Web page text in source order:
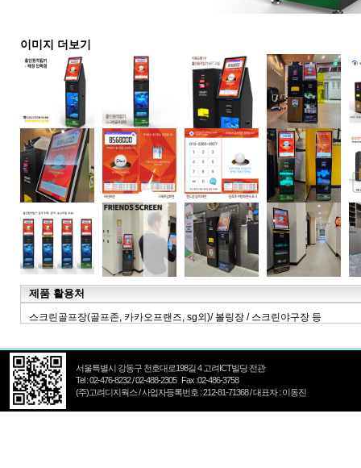
이미지 더보기
제품 활용처
스크린골프장(골프존, 카카오프랜즈, sg외)/ 볼링장 / 스크린야구장 등
서울특별시 강동구 천호대로198길 4 고려ICT빌딩 전관
Tel : 02-476-8232 / 02-488-2305 Fax :02-486-3758
(주)고려디지웍스 / 사업자등록번호 : 212-81-71368 / 대표자 : 이동진